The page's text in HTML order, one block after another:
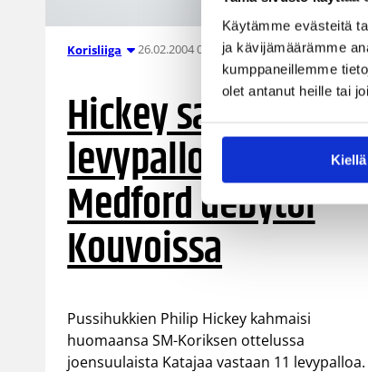
Käytämme evästeitä
ja kävijämäärämme
kumppaneillemme
olet antanut heille tai
Kiellä
Korisliiga 26.02.2004 00:00
Hickey saalisti
levypallonsa,
Medford debytoi
Kouvoissa
Pussihukkien Philip Hickey kahmaisi
huomaansa SM-Koriksen ottelussa
joensuulaista Katajaa vastaan 11 levypalloa.